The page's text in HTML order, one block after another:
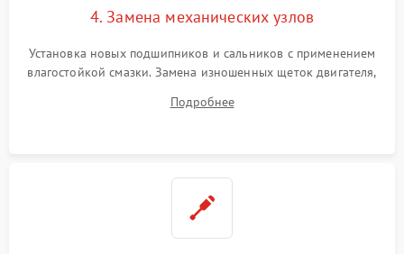
4. Замена механических узлов
Установка новых подшипников и сальников с применением
влагостойкой смазки. Замена изношенных щеток двигателя,
или поврежденной резиновой манжеты.
Подробнее